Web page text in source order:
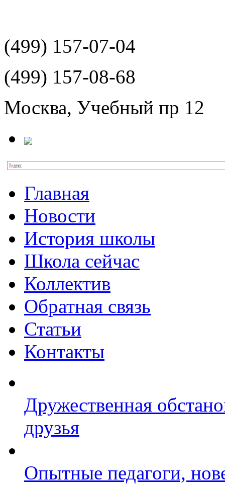
(499) 157-07-04
(499) 157-08-68
Москва, Учебный пр 12
Главная
Новости
История школы
Школа сейчас
Коллектив
Обратная связь
Статьи
Контакты
Дружественная
друзья
Опытные педагоги,